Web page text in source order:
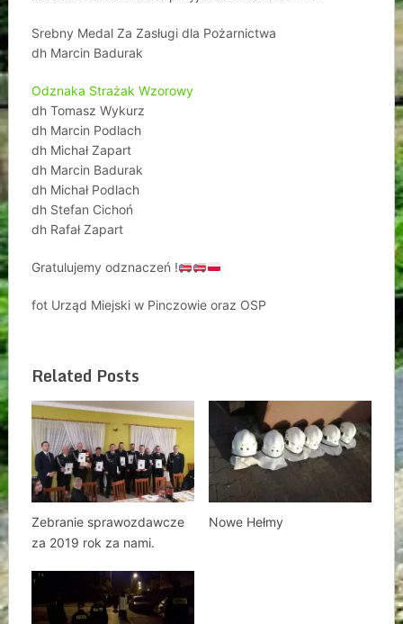
Srebny Medal Za Zasługi dla Pożarnictwa
dh Marcin Badurak
Odznaka Strażak Wzorowy
dh Tomasz Wykurz
dh Marcin Podlach
dh Michał Zapart
dh Marcin Badurak
dh Michał Podlach
dh Stefan Cichoń
dh Rafał Zapart
Gratulujemy odznaczeń !
fot Urząd Miejski w Pinczowie oraz OSP
Related Posts
Zebranie sprawozdawcze
za 2019 rok za nami.
Nowe Hełmy